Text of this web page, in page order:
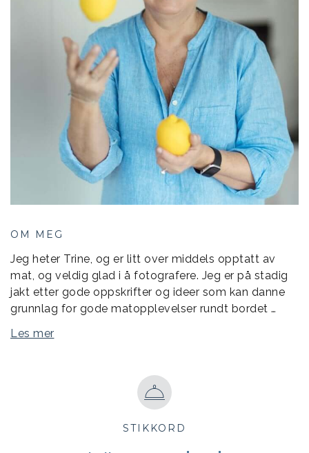
OM MEG
Jeg heter Trine, og er litt over middels opptatt av
mat, og veldig glad i å fotografere. Jeg er på stadig
jakt etter gode oppskrifter og ideer som kan danne
grunnlag for gode matopplevelser rundt bordet …
Les mer
STIKKORD